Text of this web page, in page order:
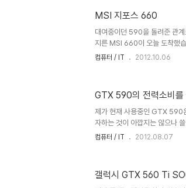
이라고 판단되어 다소 부담스
러 벤치마크 기사들을 읽어 보
MSI 지포스 660
대여중이던 590을 돌려준 관
지른 MSI 660이 오늘 도착했
가된 정도로 장만했네요. 이미
는... 원소스 멀티유즈? ㅎㅎ 카
오히려 비례감이 더 좋아 보이
컴퓨터 / IT 2012.10.06
GTX 590의 전력소비를
제가 현재 사용중인 GTX 590
자하는 것이 아깝지는 않으나
590에서 뿜어나오는 열이 더위
다. '그렇다면 한 놈만 일하고
컴퓨터 / IT 2012.08.07
갤럭시 GTX 560 Ti